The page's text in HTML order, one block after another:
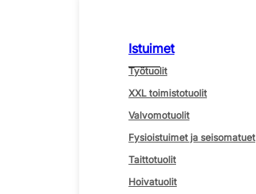
Istuimet
Työtuolit
XXL toimistotuolit
Valvomotuolit
Fysioistuimet ja seisomatuet
Taittotuolit
Hoivatuolit